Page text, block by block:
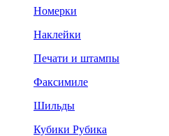
Номерки
Наклейки
Печати и штампы
Факсимиле
Шильды
Кубики Рубика